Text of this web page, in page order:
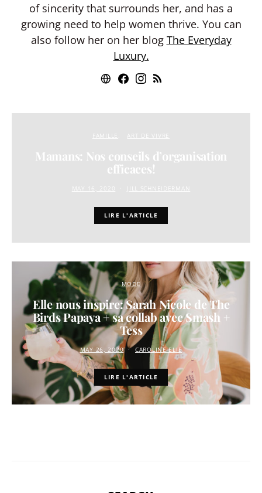
of sincerity that surrounds her, and has a
growing need to help women thrive. You can
also follow her on her blog The Everyday
Luxury.
FAMILLE ART DE VIVRE
Mamans: Nos conseils d’organisation
efficaces!
MAY 16, 2020 JILL SCHNEIDERMAN
LIRE L'ARTICLE
MODE
Elle nous inspire: Sarah Nicole de The
Birds Papaya + sa collab avec Smash +
Tess
MAY 26, 2020 CAROLINE ELIE
LIRE L'ARTICLE